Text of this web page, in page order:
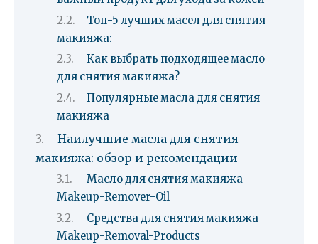
Топ-5 лучших масел для снятия
макияжа:
Как выбрать подходящее масло
для снятия макияжа?
Популярные масла для снятия
макияжа
Наилучшие масла для снятия
макияжа: обзор и рекомендации
Масло для снятия макияжа
Makeup-Remover-Oil
Средства для снятия макияжа
Makeup-Removal-Products